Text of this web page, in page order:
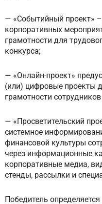
— «Событийный проект»
корпоративных
грамотности для
конкурса;
— «Онлайн-проект»
(или) цифровые проекты
грамотности
— «Просветительский
системное
финансовой культуры
через информационные
корпоративные медиа,
стенды, рассылки и
Победитель